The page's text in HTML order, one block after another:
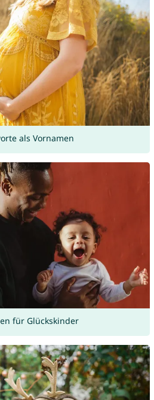
als Vornamen
für Glückskinder